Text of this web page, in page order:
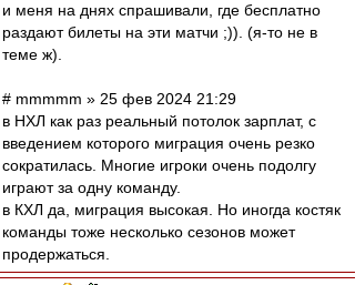
и меня на днях спрашивали, где бесплатно
раздают билеты на эти матчи ;)). (я-то не в
теме ж).
# mmmmm » 25 фев 2024 21:29
в НХЛ как раз реальный потолок зарплат, с
введением которого миграция очень резко
сократилась. Многие игроки очень подолгу
играют за одну команду.
в КХЛ да, миграция высокая. Но иногда костяк
команды тоже несколько сезонов может
продержаться.